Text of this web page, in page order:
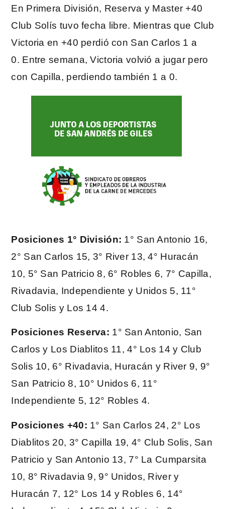
En Primera División, Reserva y Master +40
Club Solís tuvo fecha libre. Mientras que Club
Victoria en +40 perdió con San Carlos 1 a
0. Entre semana, Victoria volvió a jugar pero
con Capilla, perdiendo también 1 a 0.
Posiciones 1° División: 1° San Antonio 16,
2° San Carlos 15, 3° River 13, 4° Huracán
10, 5° San Patricio 8, 6° Robles 6, 7° Capilla,
Rivadavia, Independiente y Unidos 5, 11°
Club Solis y Los 14 4.
Posiciones Reserva: 1° San Antonio, San
Carlos y Los Diablitos 11, 4° Los 14 y Club
Solis 10, 6° Rivadavia, Huracán y River 9, 9°
San Patricio 8, 10° Unidos 6, 11°
Independiente 5, 12° Robles 4.
Posiciones +40: 1° San Carlos 24, 2° Los
Diablitos 20, 3° Capilla 19, 4° Club Solis, San
Patricio y San Antonio 13, 7° La Cumparsita
10, 8° Rivadavia 9, 9° Unidos, River y
Huracán 7, 12° Los 14 y Robles 6, 14°